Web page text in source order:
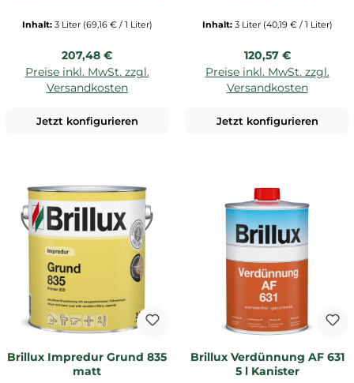
Inhalt: 3 Liter (69,16 € / 1 Liter)
Regulärer Preis:
207,48 €
Preise inkl. MwSt. zzgl.
Versandkosten
Jetzt konfigurieren
Inhalt: 3 Liter (40,19 € / 1 Liter)
Regulärer Preis:
120,57 €
Preise inkl. MwSt. zzgl.
Versandkosten
Jetzt konfigurieren
Brillux Impredur Grund 835
matt
Brillux Verdünnung AF 631
5 l Kanister